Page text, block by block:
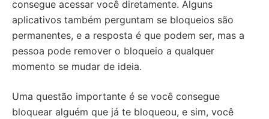
consegue acessar você diretamente. Alguns
aplicativos também perguntam se bloqueios são
permanentes, e a resposta é que podem ser, mas a
pessoa pode remover o bloqueio a qualquer
momento se mudar de ideia.
Uma questão importante é se você consegue
bloquear alguém que já te bloqueou, e sim, você